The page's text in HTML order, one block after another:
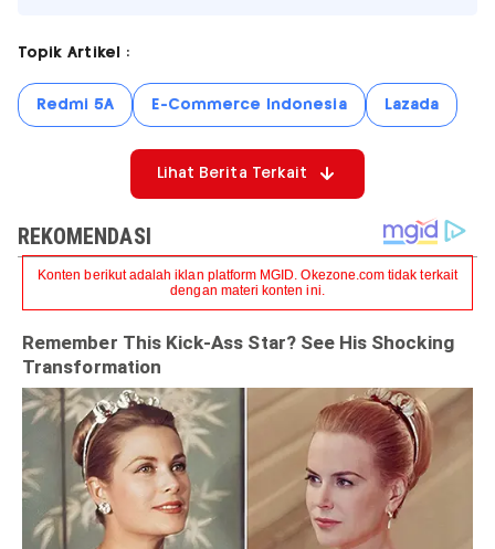
Topik Artikel :
Redmi 5A E-Commerce Indonesia Lazada
Lihat Berita Terkait